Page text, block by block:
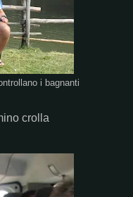
i bagnanti
crolla